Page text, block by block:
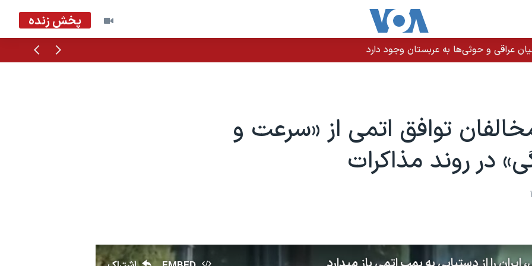
پخش زنده
قبلی عراقی و حوثی‌ها به عربستان وجود دارد
توافق اتمی از «سرعت و
در روند مذاکرات